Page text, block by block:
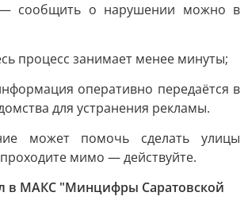
сообщить о нарушении можно в
процесс занимает менее минуты;
оперативно передаётся в
для устранения рекламы.
может помочь сделать улицы
мимо — действуйте.
в МАКС "Минцифры Саратовской